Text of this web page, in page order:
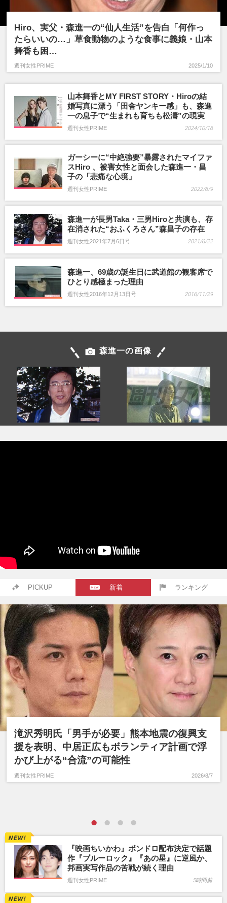
Hiro、実父・森進一の“仙人生活”を告白「何作っ
たらいいの…」草食動物のような食事に義娘・山本
舞香も困…
週刊女性PRIME 2025/1/10
山本舞香とMY FIRST STORY・Hiroの結
婚写真に漂う「田舎ヤンキー感」も、森進
一の息子で“生まれも育ちも松濤”の現実
週刊女性PRIME 2024/10/16
ガーシーに“中絶強要”暴露されたマイファ
スHiro 、被害女性と面会した森進一・昌
子の「悲痛な心境」
週刊女性PRIME 2022/6/9
森進一が長男Taka・三男Hiroと共演も、存
在消された“おふくろさん”森昌子の存在
週刊女性2021年7月6日号 2021/6/22
森進一、69歳の誕生日に武道館の観客席で
ひとり感極まった理由
週刊女性2016年12月13日号 2016/11/29
森進一の画像
PICKUP 新着 ランキング
滝沢秀明氏「男手が必要」熊本地震の復興支
援を表明、中居正広もボランティア計画で浮
かび上がる“合流”の可能性
週刊女性PRIME 2026/8/7
『映画ちいかわ』ボンドロ配布決定で話題
作『ブルーロック』『あの星』に逆風か、
邦画実写作品の苦戦が続く理由
週刊女性PRIME 5時間前